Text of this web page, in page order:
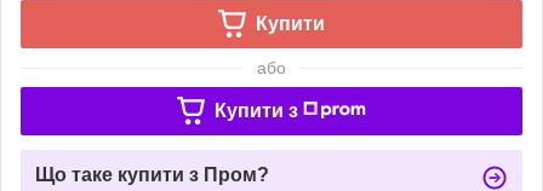
Купити
або
Купити з
Що таке купити з Пром?